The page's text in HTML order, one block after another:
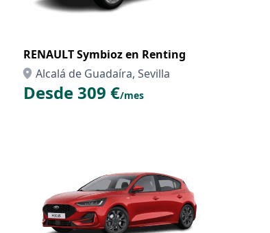
RENAULT Symbioz en Renting
Alcalá de Guadaíra, Sevilla
Desde 309 €/mes